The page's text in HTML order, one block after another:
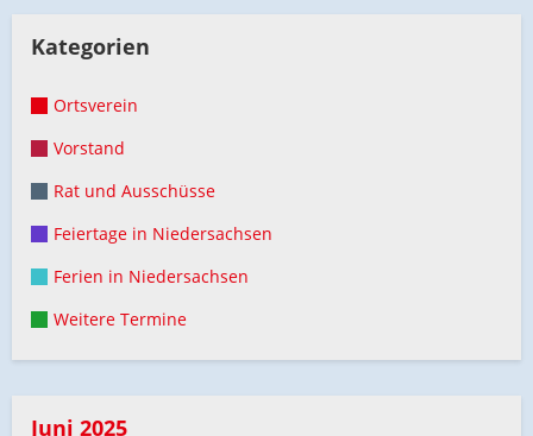
Kategorien
Ortsverein
Vorstand
Rat und Ausschüsse
Feiertage in Niedersachsen
Ferien in Niedersachsen
Weitere Termine
Juni 2025